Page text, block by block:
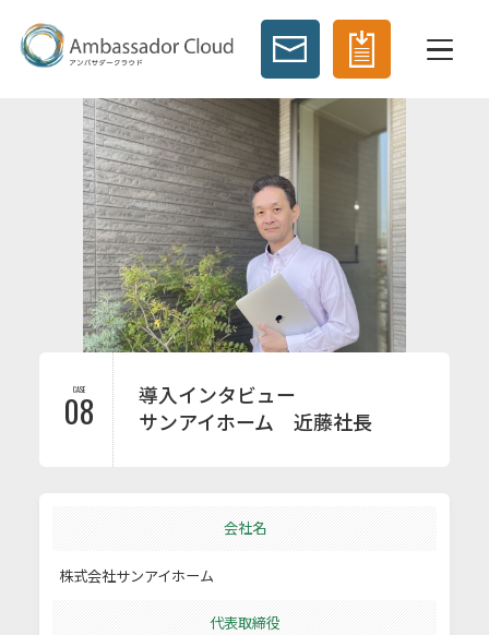
CASE
08
導入インタビュー
サンアイホーム 近藤社長
会社名
株式会社サンアイホーム
代表取締役